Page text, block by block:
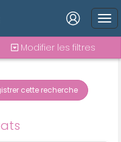
Connexion
Modifier les filtres
cette recherche